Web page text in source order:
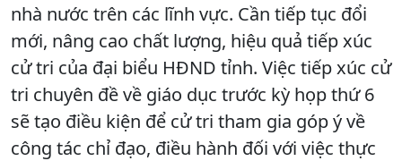
nhà nước trên các lĩnh vực. Cần tiếp tục đổi
mới, nâng cao chất lượng, hiệu quả tiếp xúc
cử tri của đại biểu HĐND tỉnh. Việc tiếp xúc cử
tri chuyên đề về giáo dục trước kỳ họp thứ 6
sẽ tạo điều kiện để cử tri tham gia góp ý về
công tác chỉ đạo, điều hành đối với việc thực